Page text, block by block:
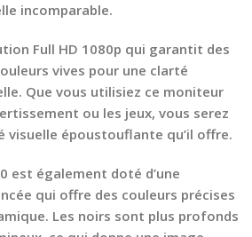
incomparable.
Full HD 1080p qui garantit des
vives pour une clarté
Que vous utilisiez ce moniteur
ou les jeux, vous serez
visuelle époustouflante qu’il offre.
est également doté d’une
qui offre des couleurs précises
Les noirs sont plus profonds